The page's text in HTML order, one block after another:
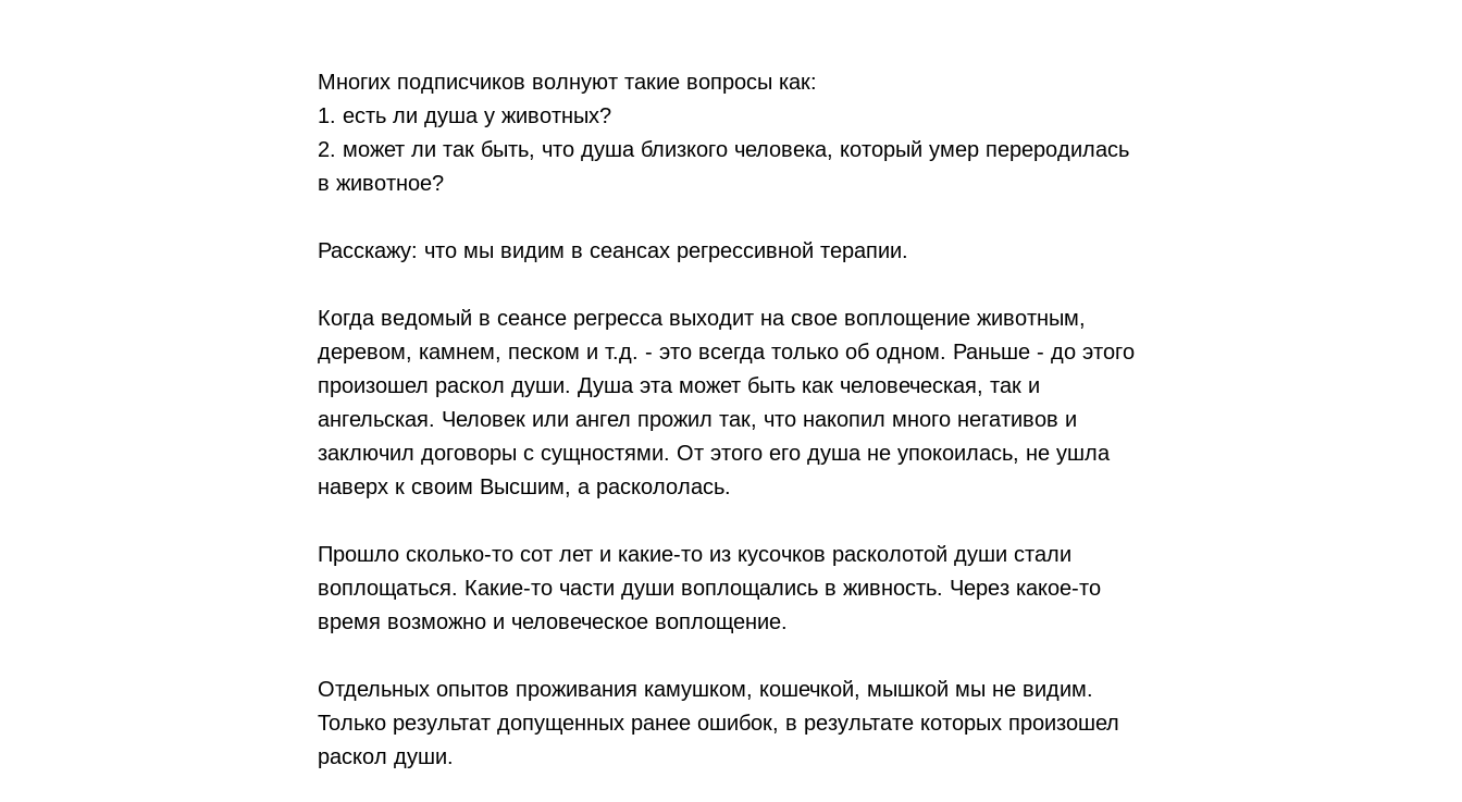
Многих подписчиков волнуют такие вопросы как:
1. есть ли душа у животных?
2. может ли так быть, что душа близкого человека, который умер переродилась
в животное?
Расскажу: что мы видим в сеансах регрессивной терапии.
Когда ведомый в сеансе регресса выходит на свое воплощение животным,
деревом, камнем, песком и т.д. - это всегда только об одном. Раньше - до этого
произошел раскол души. Душа эта может быть как человеческая, так и
ангельская. Человек или ангел прожил так, что накопил много негативов и
заключил договоры с сущностями. От этого его душа не упокоилась, не ушла
наверх к своим Высшим, а раскололась.
Прошло сколько-то сот лет и какие-то из кусочков расколотой души стали
воплощаться. Какие-то части души воплощались в живность. Через какое-то
время возможно и человеческое воплощение.
Отдельных опытов проживания камушком, кошечкой, мышкой мы не видим.
Только результат допущенных ранее ошибок, в результате которых произошел
раскол души.